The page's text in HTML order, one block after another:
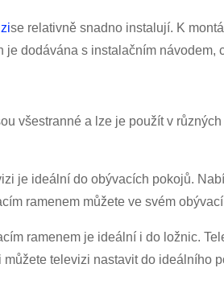
se relativně snadno instalují. K
dodávána s instalačním návodem,
všestranné a lze je použít v
je ideální do obývacích pokojů.
ramenem můžete ve svém
ramenem je ideální i do ložnic.
televizi nastavit do ideálního